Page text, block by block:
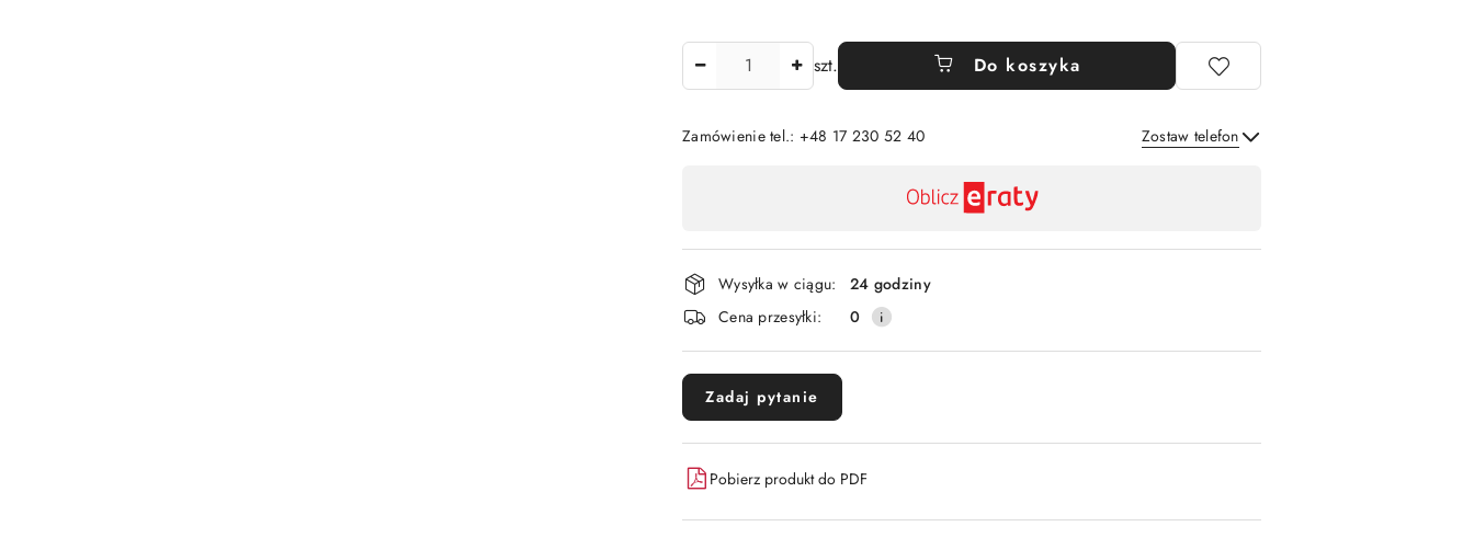
szt. Do koszyka
Zamówienie tel.: +48 17 230 52 40 Zostaw telefon
płatność
i
dostawa
Wysyłka w ciągu:
24 godziny
Cena przesyłki:
0
Zadaj pytanie
Pobierz produkt do PDF